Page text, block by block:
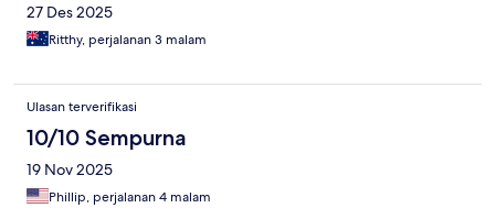
27 Des 2025
Ritthy, perjalanan 3 malam
Ulasan terverifikasi
10/10 Sempurna
19 Nov 2025
Phillip, perjalanan 4 malam